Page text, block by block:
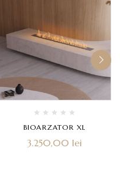
BIOARZATOR XL
3.250,00 lei